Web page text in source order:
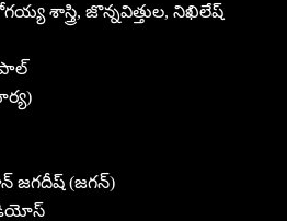
శాస్త్రి, జొన్నవిత్తుల, నిఖిలేష్
జగదీష్ (జగన్)